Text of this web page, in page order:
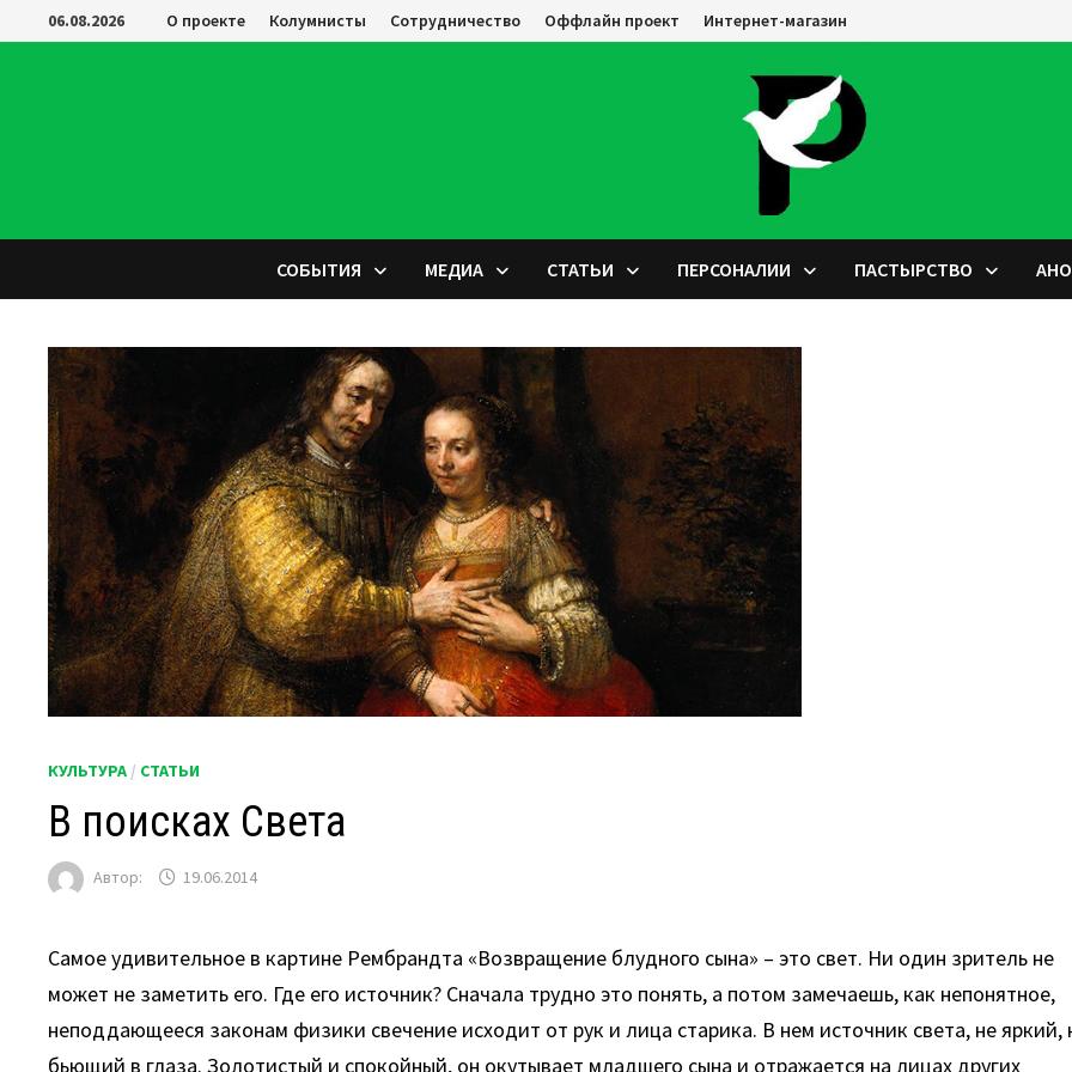
Перейти
к
06.08.2026 О проекте Колумнисты Сотрудничество Оффлайн проект Интернет-магазин
СОБЫТИЯ МЕДИА СТАТЬИ ПЕРСОНАЛИИ ПАСТЫРСТВО
КУЛЬТУРА / СТАТЬИ
В поисках Света
Автор: 19.06.2014
Самое удивительное в картине Рембрандта «Возвращение блудного сына» – это свет. Ни один зритель не
может не заметить его. Где его источник? Сначала трудно это понять, а потом замечаешь, как непонятное,
неподдающееся законам физики свечение исходит от рук и лица старика. В нем источник света, не яркий,
бьющий в глаза. Золотистый и спокойный, он окутывает младшего сына и отражается на лицах других